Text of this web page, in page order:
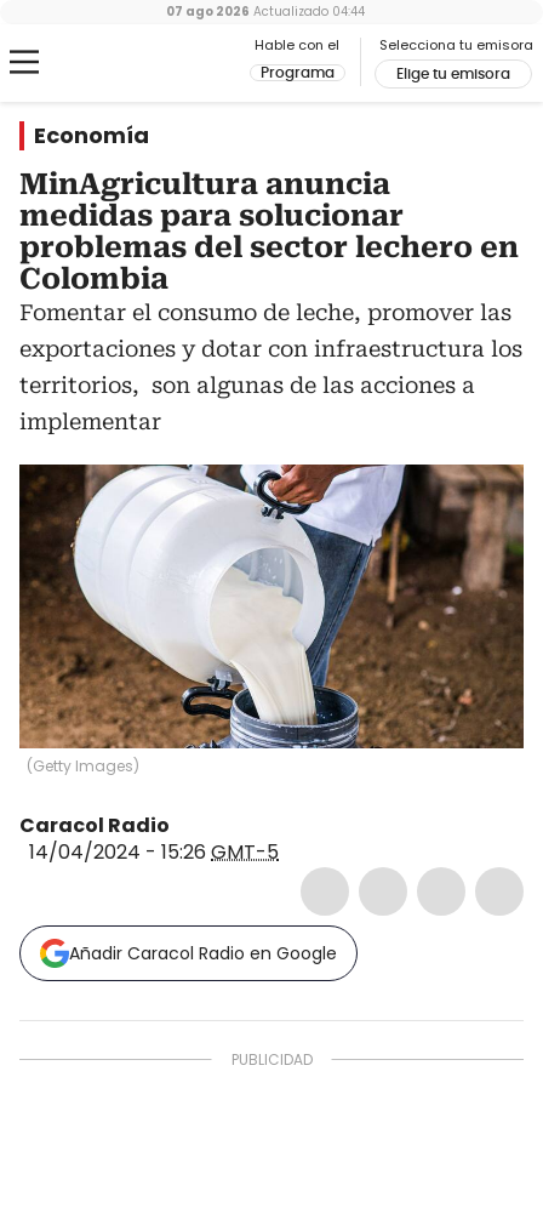
Hable con el
Programa
Selecciona tu emisora
Elige tu emisora
07 ago 2026 Actualizado 04:44
Economía
MinAgricultura anuncia
medidas para solucionar
problemas del sector lechero en
Colombia
Fomentar el consumo de leche, promover las
exportaciones y dotar con infraestructura los
territorios, son algunas de las acciones a
implementar
(Getty Images)
Caracol Radio
14/04/2024 - 15:26 GMT-5
Añadir Caracol Radio en Google